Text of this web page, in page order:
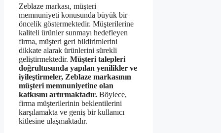
Zeblaze markası, müşteri
memnuniyeti konusunda büyük bir
öncelik göstermektedir. Müşterilerine
kaliteli ürünler sunmayı hedefleyen
firma, müşteri geri bildirimlerini
dikkate alarak ürünlerini sürekli
geliştirmektedir. Müşteri talepleri
doğrultusunda yapılan yenilikler ve
iyileştirmeler, Zeblaze markasının
müşteri memnuniyetine olan
katkısını artırmaktadır. Böylece,
firma müşterilerinin beklentilerini
karşılamakta ve geniş bir kullanıcı
kitlesine ulaşmaktadır.